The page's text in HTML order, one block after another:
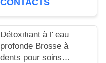
CONTACTS
Détoxifiant à l' eau
profonde Brosse à
dents pour soins